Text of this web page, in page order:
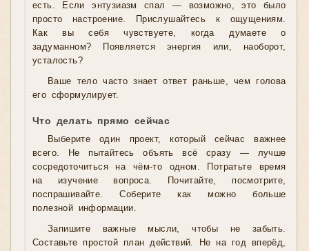
есть. Если энтузиазм спал — возможно, это было
просто настроение. Прислушайтесь к ощущениям.
Как вы себя чувствуете, когда думаете о
задуманном? Появляется энергия или, наоборот,
усталость?
Ваше тело часто знает ответ раньше, чем голова
его сформулирует.
Что делать прямо сейчас
Выберите один проект, который сейчас важнее
всего. Не пытайтесь объять всё сразу — лучше
сосредоточиться на чём-то одном. Потратьте время
на изучение вопроса. Почитайте, посмотрите,
поспрашивайте. Соберите как можно больше
полезной информации.
Запишите важные мысли, чтобы не забыть.
Составьте простой план действий. Не на год вперёд,